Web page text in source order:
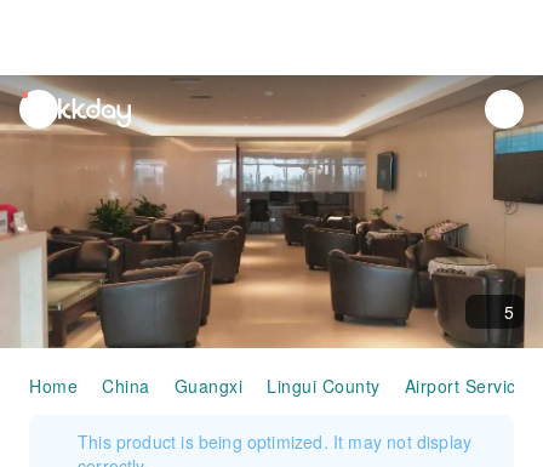
unread
notifications
5
Home China Guangxi Lingui County Airport Services
This product is being optimized. It may not display